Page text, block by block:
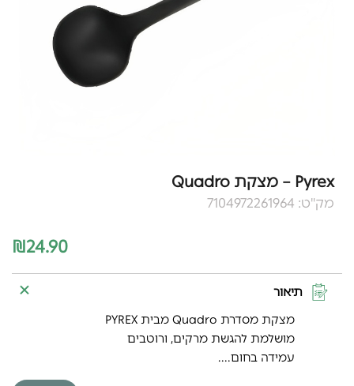
Pyrex – מצקת Quadro
מק"ט: 7104972261964
₪24.90
תיאור
מצקת מסדרת Quadro מבית PYREX
מושלמת להגשת מרקים, ורוטבים
עמידה בחום....